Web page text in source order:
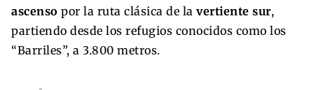
ascenso por la ruta clásica de la vertiente sur,
partiendo desde los refugios conocidos como los
“Barriles”, a 3.800 metros.